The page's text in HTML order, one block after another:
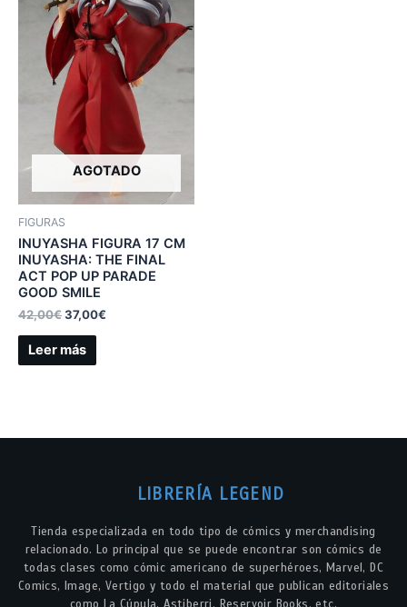
AGOTADO
FIGURAS
INUYASHA FIGURA 17 CM
INUYASHA: THE FINAL
ACT POP UP PARADE
GOOD SMILE
42,00€37,00€
Leer más
LIBRERÍA LEGEND
Tienda especializada en todo tipo de cómics y merchandising
relacionado. Lo principal que se puede encontrar son cómics de
todas clases como cómic americano de superhéroes, Marvel, DC
Comics, Image, Vertigo y todo el material que publican editoriales